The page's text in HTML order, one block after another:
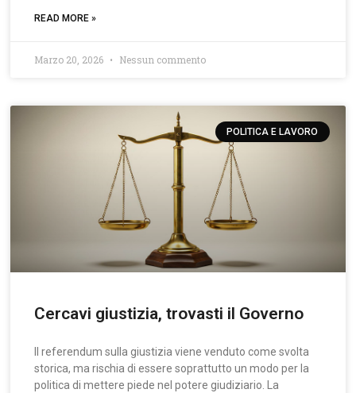
READ MORE »
Marzo 20, 2026 Nessun commento
POLITICA E LAVORO
Cercavi giustizia, trovasti il Governo
Il referendum sulla giustizia viene venduto come svolta
storica, ma rischia di essere soprattutto un modo per la
politica di mettere piede nel potere giudiziario. La